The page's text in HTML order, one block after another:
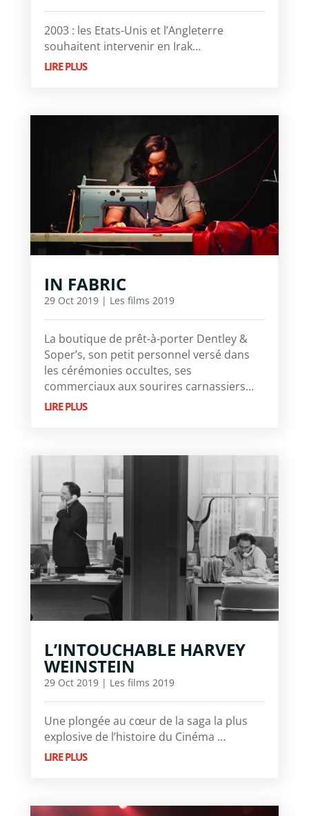
2003 : les Etats-Unis et l’Angleterre
souhaitent intervenir en Irak…
LIRE PLUS
IN FABRIC
29 Oct 2019| Les films 2019
La boutique de prêt-à-porter Dentley &
Soper’s, son petit personnel versé dans
les cérémonies occultes, ses
commerciaux aux sourires carnassiers…
LIRE PLUS
L’INTOUCHABLE HARVEY
WEINSTEIN
29 Oct 2019| Les films 2019
Une plongée au cœur de la saga la plus
explosive de l’histoire du Cinéma …
LIRE PLUS